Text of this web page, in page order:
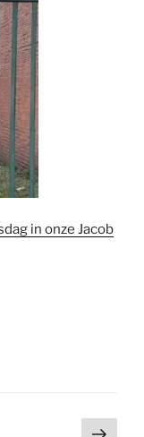
in onze Jacob